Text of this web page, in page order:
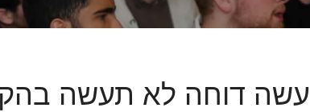
עשה דוחה לא תעשה